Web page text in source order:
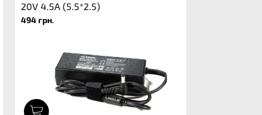
20V 4.5A (5.5*2.5)
494 грн.